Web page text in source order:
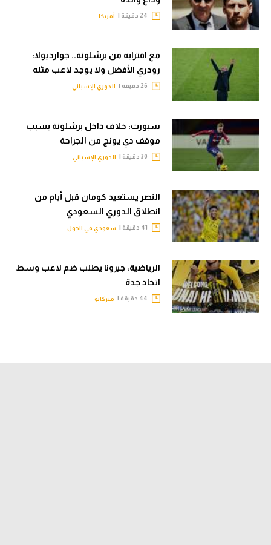
أمريكا
مع اقترابه من برشلونة.. جوارديولا:
رودري الأفضل ولا يوجد لاعب مثله
الدوري الإسباني
سبورت: خلاف داخل برشلونة بسبب
موقف دي يونج من الجراحة
الدوري الإسباني
النصر يستعيد كومان قبل أيام من
انطلاق الدوري السعودي
سعودي في الجول
الرياضية: جيرونا يطلب ضم لاعب وسط
اتحاد جدة
ميركاتو